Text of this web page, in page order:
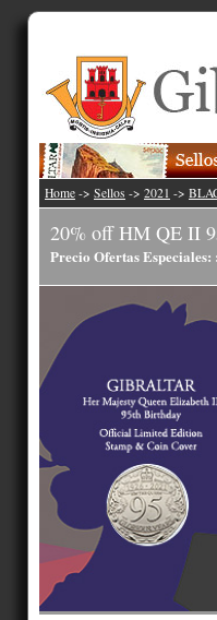
Home -> Sellos -> 2021 ->
20% off HM QE II
Precio Ofertas Especiales: :